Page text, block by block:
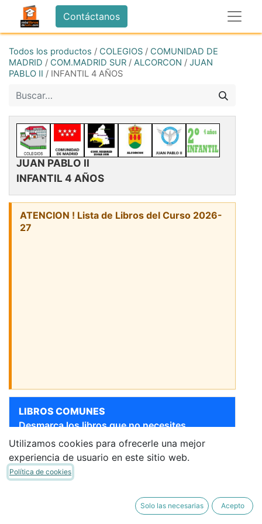
Contáctanos
Todos los productos / COLEGIOS / COMUNIDAD DE
MADRID / COM.MADRID SUR / ALCORCON / JUAN
PABLO II / INFANTIL 4 AÑOS
JUAN PABLO II
INFANTIL 4 AÑOS
ATENCION ! Lista de Libros del Curso 2026-
27
LIBROS COMUNES
Desmarca los libros que no necesites.
[9788421864036] EL
Sigue bajando para ver más libros
Utilizamos cookies para ofrecerle una mejor
experiencia de usuario en este sitio web.
Política de cookies
Solo las necesarias Acepto